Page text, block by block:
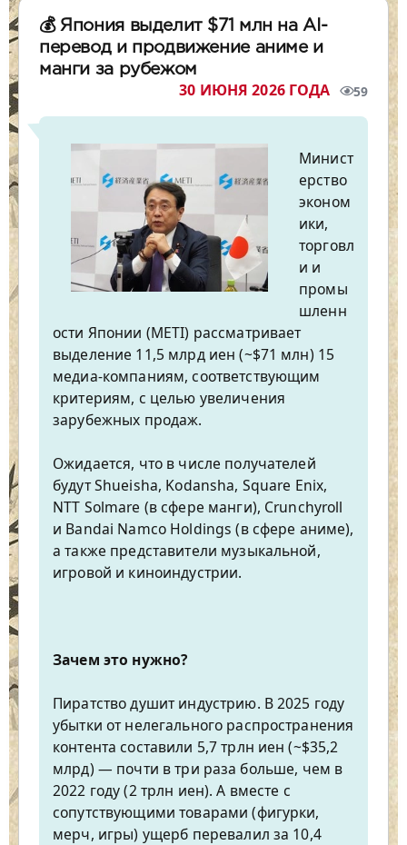
💰 Япония выделит $71 млн на AI-
перевод и продвижение аниме и
манги за рубежом
30 ИЮНЯ 2026 ГОДА 59
Минист
ерство
эконом
ики,
торговл
и и
промы
шленн
ости Японии (METI) рассматривает
выделение 11,5 млрд иен (~$71 млн) 15
медиа-компаниям, соответствующим
критериям, с целью увеличения
зарубежных продаж.
Ожидается, что в числе получателей
будут Shueisha, Kodansha, Square Enix,
NTT Solmare (в сфере манги), Crunchyroll
и Bandai Namco Holdings (в сфере аниме),
а также представители музыкальной,
игровой и киноиндустрии.
Зачем это нужно?
Пиратство душит индустрию. В 2025 году
убытки от нелегального распространения
контента составили 5,7 трлн иен (~$35,2
млрд) — почти в три раза больше, чем в
2022 году (2 трлн иен). А вместе с
сопутствующими товарами (фигурки,
мерч, игры) ущерб перевалил за 10,4